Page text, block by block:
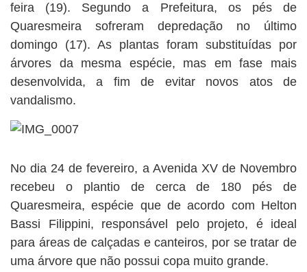
feira (19). Segundo a Prefeitura, os pés de
Quaresmeira sofreram depredação no último
domingo (17). As plantas foram substituídas por
árvores da mesma espécie, mas em fase mais
desenvolvida, a fim de evitar novos atos de
vandalismo.
No dia 24 de fevereiro, a Avenida XV de Novembro
recebeu o plantio de cerca de 180 pés de
Quaresmeira, espécie que de acordo com Helton
Bassi Filippini, responsável pelo projeto, é ideal
para áreas de calçadas e canteiros, por se tratar de
uma árvore que não possui copa muito grande.